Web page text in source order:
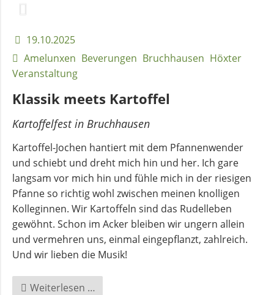
19.10.2025
Amelunxen Beverungen Bruchhausen Höxter
Veranstaltung
Klassik meets Kartoffel
Kartoffelfest in Bruchhausen
Kartoffel-Jochen hantiert mit dem Pfannenwender
und schiebt und dreht mich hin und her. Ich gare
langsam vor mich hin und fühle mich in der riesigen
Pfanne so richtig wohl zwischen meinen knolligen
Kolleginnen. Wir Kartoffeln sind das Rudelleben
gewöhnt. Schon im Acker bleiben wir ungern allein
und vermehren uns, einmal eingepflanzt, zahlreich.
Und wir lieben die Musik!
Weiterlesen …